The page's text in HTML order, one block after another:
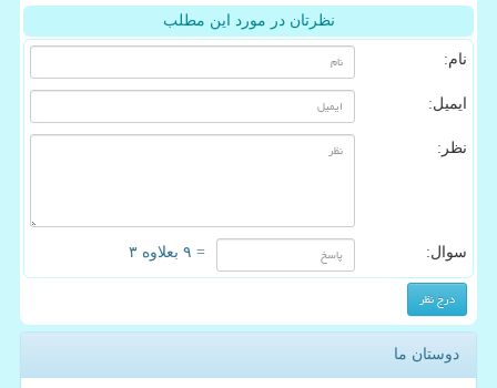
نظرتان در مورد این مطلب
نام:
ایمیل:
نظر:
سوال: = ۹ بعلاوه ۳
دوستان ما